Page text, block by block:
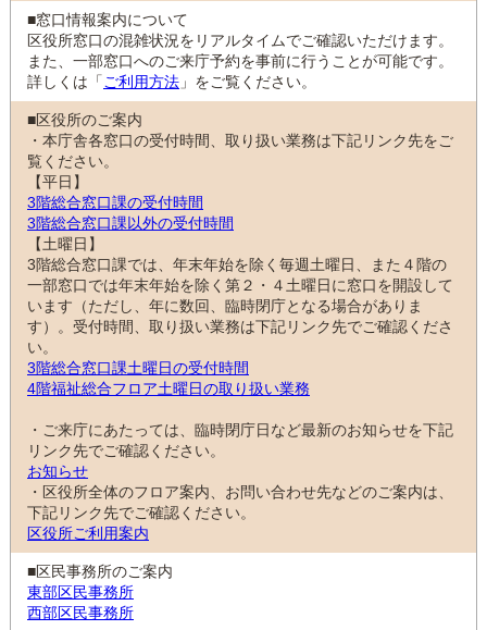
■窓口情報案内について
区役所窓口の混雑状況をリアルタイムでご確認いただけます。
また、一部窓口へのご来庁予約を事前に行うことが可能です。
詳しくは「 ご利用方法 」をご覧ください。
■区役所のご案内
・本庁舎各窓口の受付時間、取り扱い業務は下記リンク先をご
覧ください。
【平日】
3階総合窓口課の受付時間
3階総合窓口課以外の受付時間
【土曜日】
3階総合窓口課では、年末年始を除く毎週土曜日、また４階の
一部窓口では年末年始を除く第２・４土曜日に窓口を開設して
います（ただし、年に数回、臨時閉庁となる場合がありま
す）。受付時間、取り扱い業務は下記リンク先でご確認くださ
い。
3階総合窓口課土曜日の受付時間
4階福祉総合フロア土曜日の取り扱い業務
・ご来庁にあたっては、臨時閉庁日など最新のお知らせを下記
リンク先でご確認ください。
お知らせ
・区役所全体のフロア案内、お問い合わせ先などのご案内は、
下記リンク先でご確認ください。
区役所ご利用案内
■区民事務所のご案内
東部区民事務所
西部区民事務所